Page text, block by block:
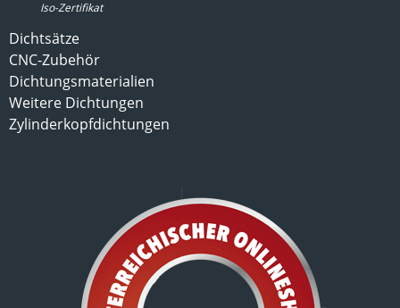
Iso-Zertifikat
Dichtsätze
CNC-Zubehör
Dichtungsmaterialien
Weitere Dichtungen
Zylinderkopfdichtungen